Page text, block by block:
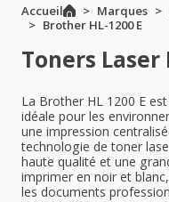
Accueil Marques
Brother HL-1200 E
Toners Laser
La Brother HL 1200 E
idéale pour les
une impression
technologie de toner
haute qualité et une
imprimer en noir et
les documents